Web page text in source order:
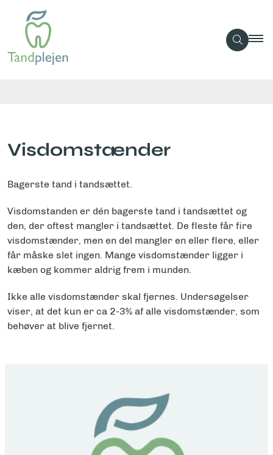
Visdomstænder
Bagerste tand i tandsættet.
Visdomstanden er dén bagerste tand i tandsættet og
den, der oftest mangler i tandsættet. De fleste får fire
visdomstænder, men en del mangler en eller flere, eller
får måske slet ingen. Mange visdomstænder ligger i
kæben og kommer aldrig frem i munden.
Ikke alle visdomstænder skal fjernes. Undersøgelser
viser, at det kun er ca 2-3% af alle visdomstænder, som
behøver at blive fjernet.